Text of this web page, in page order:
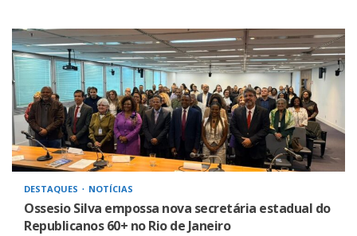
DESTAQUES NOTÍCIAS
Ossesio Silva empossa nova secretária estadual do
Republicanos 60+ no Rio de Janeiro